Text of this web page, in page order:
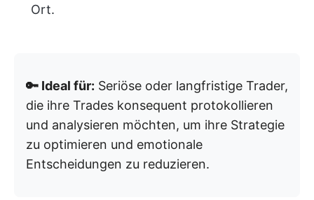
Ort.
🔑 Ideal für: Seriöse oder langfristige Trader,
die ihre Trades konsequent protokollieren
und analysieren möchten, um ihre Strategie
zu optimieren und emotionale
Entscheidungen zu reduzieren.